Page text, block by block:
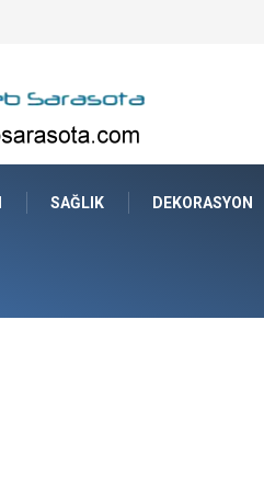
SAĞLIK DEKORASYON